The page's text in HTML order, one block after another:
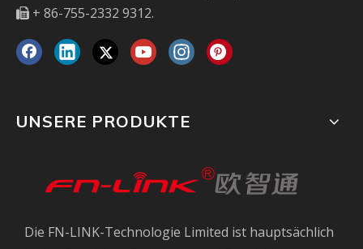
 + 86-755-2332 9312.
UNSERE PRODUKTE
Die FN-LINK-Technologie Limited ist hauptsächlich